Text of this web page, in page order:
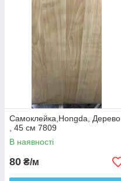
Самоклейка,Hongda, Дерево
, 45 см 7809
В наявності
80 ₴/м